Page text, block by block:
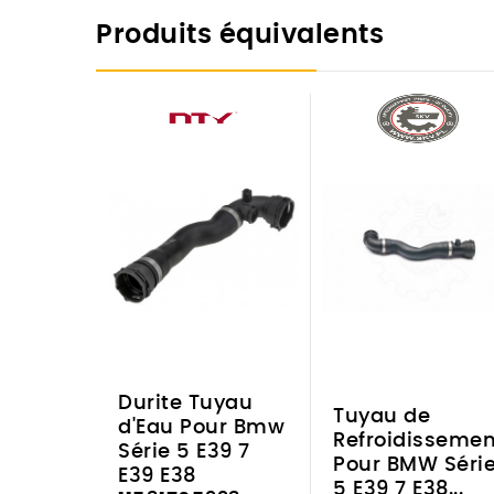
Produits équivalents
Durite Tuyau
d'Eau Pour Bmw
Série 5 E39 7
E39 E38
Tuyau de
Pour BMW
5 E39 7 E38...